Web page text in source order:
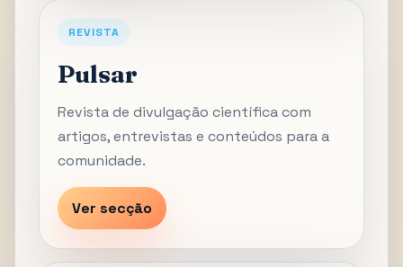
REVISTA
Pulsar
Revista de divulgação científica com
artigos, entrevistas e conteúdos para a
comunidade.
Ver secção